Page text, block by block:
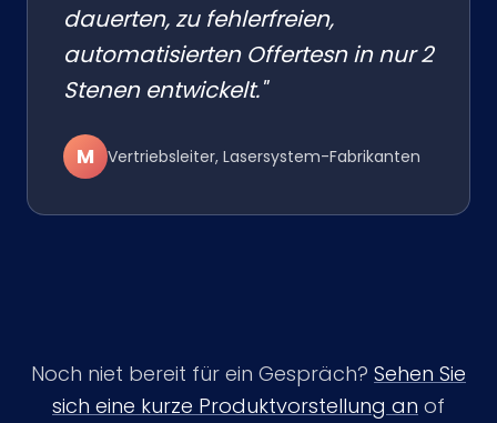
dauerten, zu fehlerfreien,
automatisierten Offertesn in nur 2
Stenen entwickelt."
M Vertriebsleiter, Lasersystem-Fabrikanten
Noch niet bereit für ein Gespräch? Sehen Sie
sich eine kurze Produktvorstellung an of